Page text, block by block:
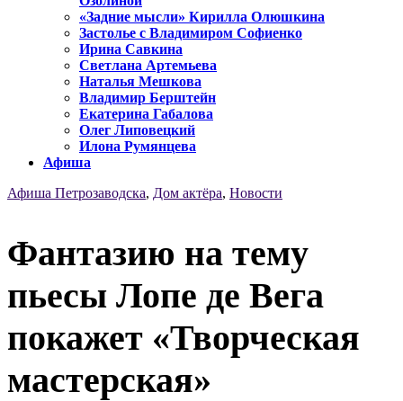
«Задние мысли» Кирилла Олюшкина
Застолье с Владимиром Софиенко
Ирина Савкина
Светлана Артемьева
Наталья Мешкова
Владимир Берштейн
Екатерина Габалова
Олег Липовецкий
Илона Румянцева
Афиша
Афиша Петрозаводска, Дом актёра, Новости
Фантазию на тему
пьесы Лопе де Вега
покажет «Творческая
мастерская»